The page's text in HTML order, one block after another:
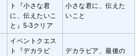
ト『小さな君
に、伝えたいこ
と』5-3クリア
小さな君に、伝えた
いこと
イベントクエス
ト『デカラビ
デカラビア、最後の